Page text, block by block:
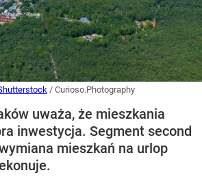
/ Curioso.Photography
uważa, że mieszkania
inwestycja. Segment second
mieszkań na urlop